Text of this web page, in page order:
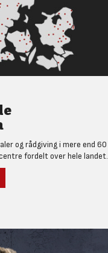
og rådgiving i mere end 60
fordelt over hele landet.